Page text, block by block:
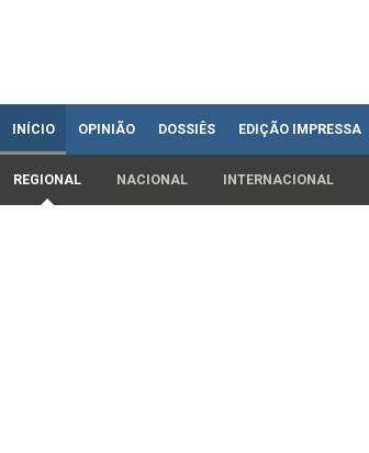
INÍCIO OPINIÃO DOSSIÊS EDIÇÃO IMPRESSA
REGIONAL NACIONAL INTERNACIONAL